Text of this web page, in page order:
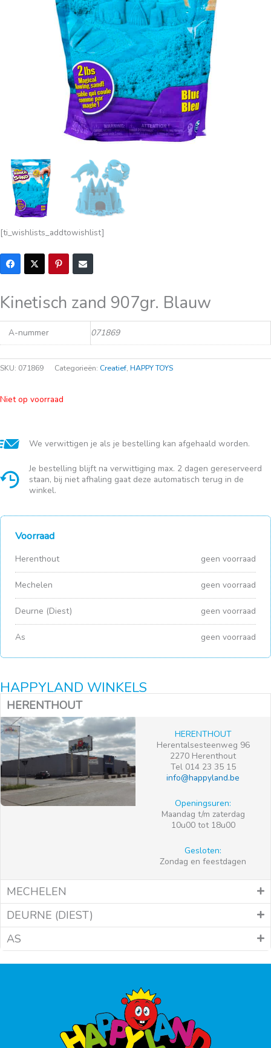
[ti_wishlists_addtowishlist]
Kinetisch zand 907gr. Blauw
A-nummer 071869
SKU: 071869 Categorieën: Creatief, HAPPY TOYS
Niet op voorraad
We verwittigen je als je bestelling kan afgehaald worden.
Je bestelling blijft na verwittiging max. 2 dagen gereserveerd
staan, bij niet afhaling gaat deze automatisch terug in de
winkel.
Voorraad
Herenthout geen voorraad
Mechelen geen voorraad
Deurne (Diest) geen voorraad
As geen voorraad
HAPPYLAND WINKELS
HERENTHOUT
HERENTHOUT
Herentalsesteenweg 96
2270 Herenthout
Tel 014 23 35 15
info@happyland.be
Openingsuren:
Maandag t/m zaterdag
10u00 tot 18u00
Gesloten:
Zondag en feestdagen
MECHELEN
DEURNE (DIEST)
AS